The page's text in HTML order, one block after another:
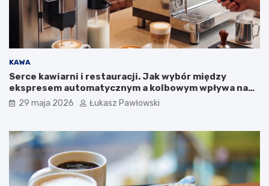
p
a
n
i
KAWA
Serce kawiarni i restauracji. Jak wybór między
ekspresem automatycznym a kolbowym wpływa na
jakość w filiżance?
29 maja 2026 Łukasz Pawłowski